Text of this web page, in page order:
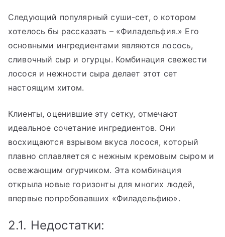
Следующий популярный суши-сет, о котором
хотелось бы рассказать – «Филадельфия.» Его
основными ингредиентами являются лосось,
сливочный сыр и огурцы. Комбинация свежести
лосося и нежности сыра делает этот сет
настоящим хитом.
Клиенты, оценившие эту сетку, отмечают
идеальное сочетание ингредиентов. Они
восхищаются взрывом вкуса лосося, который
плавно сплавляется с нежным кремовым сыром и
освежающим огурчиком. Эта комбинация
открыла новые горизонты для многих людей,
впервые попробовавших «Филадельфию».
2.1. Недостатки: